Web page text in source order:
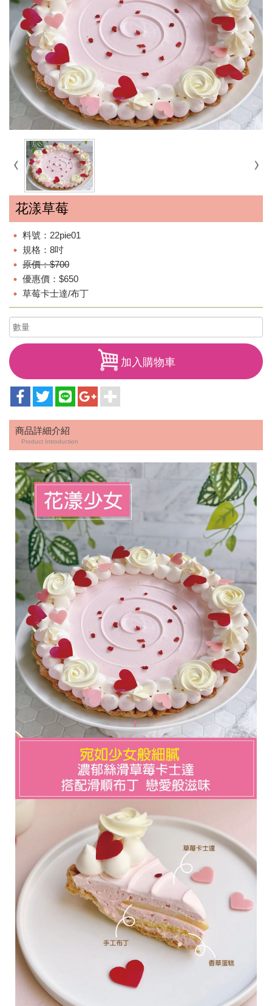
花漾草莓
料號：22pie01
規格：8吋
原價：$700
優惠價：$650
草莓卡士達/布丁
加入購物車
商品詳細介紹
Product Introduction